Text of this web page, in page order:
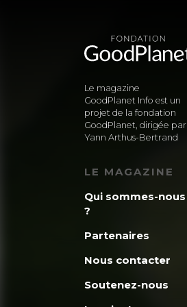
Le magazine
GoodPlanet Info est un
projet de la fondation
GoodPlanet, dirigée par
Yann Arthus-Bertrand
LE MAGAZINE
Qui sommes-nous
?
Partenaires
Nous contacter
Soutenez-nous